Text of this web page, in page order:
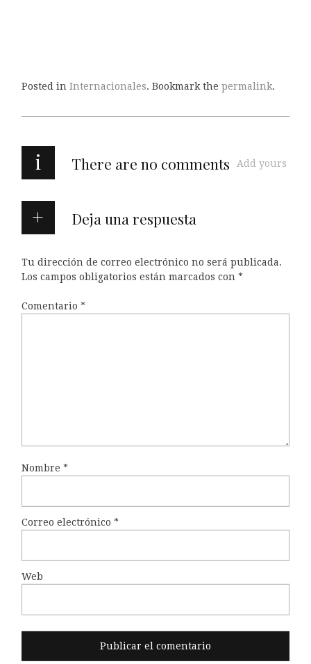
Posted in Internacionales. Bookmark the permalink.
i There are no comments Add yours
Deja una respuesta
Tu dirección de correo electrónico no será publicada.
Los campos obligatorios están marcados con *
Comentario *
Nombre *
Correo electrónico *
Web